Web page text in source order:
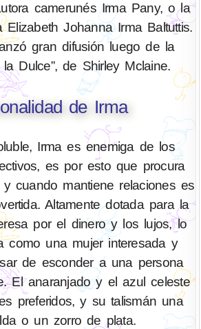
camerunés Irma Pany, o la
Elizabeth Johanna Irma Baltuttis.
gran difusión luego de la
la Dulce”, de Shirley Mclaine.
de Irma
Irma es enemiga de los
es por esto que procura
cuando mantiene relaciones es
Altamente dotada para la
por el dinero y los lujos, lo
como una mujer interesada y
de esconder a una persona
El anaranjado y el azul celeste
preferidos, y su talismán una
o un zorro de plata.